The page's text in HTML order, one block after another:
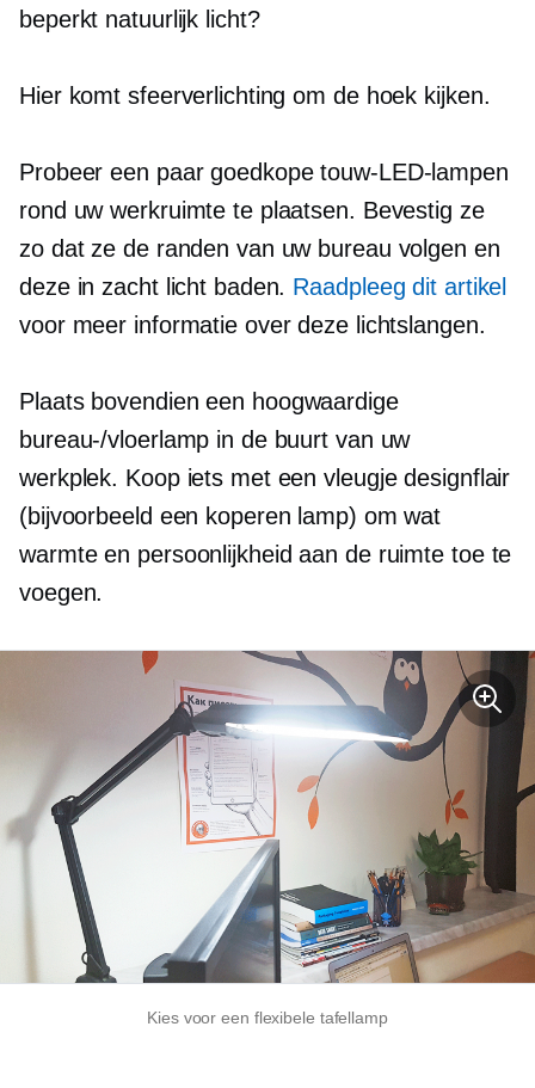
beperkt natuurlijk licht?
Hier komt sfeerverlichting om de hoek kijken.
Probeer een paar goedkope touw-LED-lampen
rond uw werkruimte te plaatsen. Bevestig ze
zo dat ze de randen van uw bureau volgen en
deze in zacht licht baden. Raadpleeg dit artikel
voor meer informatie over deze lichtslangen.
Plaats bovendien een hoogwaardige
bureau-/vloerlamp in de buurt van uw
werkplek. Koop iets met een vleugje designflair
(bijvoorbeeld een koperen lamp) om wat
warmte en persoonlijkheid aan de ruimte toe te
voegen.
Kies voor een flexibele tafellamp